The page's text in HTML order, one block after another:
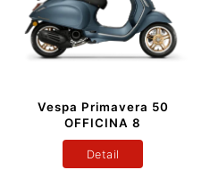
Vespa Primavera 50
OFFICINA 8
Detail